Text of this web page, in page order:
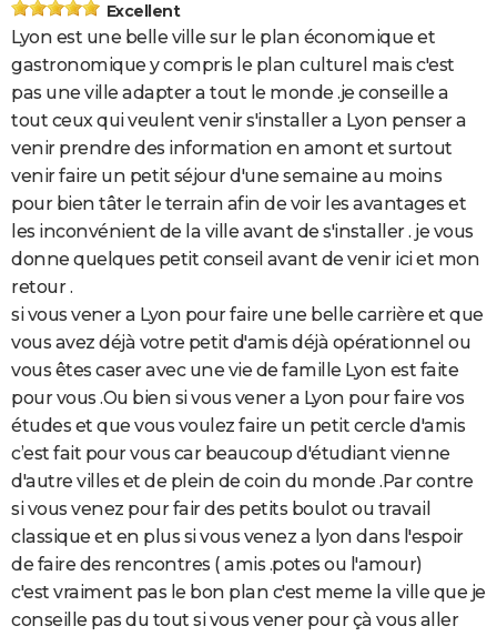
Excellent
Lyon est une belle ville sur le plan économique et
gastronomique y compris le plan culturel mais c'est
pas une ville adapter a tout le monde .je conseille a
tout ceux qui veulent venir s'installer a Lyon penser a
venir prendre des information en amont et surtout
venir faire un petit séjour d'une semaine au moins
pour bien tâter le terrain afin de voir les avantages et
les inconvénient de la ville avant de s'installer . je vous
donne quelques petit conseil avant de venir ici et mon
retour .
si vous vener a Lyon pour faire une belle carrière et que
vous avez déjà votre petit d'amis déjà opérationnel ou
vous êtes caser avec une vie de famille Lyon est faite
pour vous .Ou bien si vous vener a Lyon pour faire vos
études et que vous voulez faire un petit cercle d'amis
c’est fait pour vous car beaucoup d'étudiant vienne
d'autre villes et de plein de coin du monde .Par contre
si vous venez pour fair des petits boulot ou travail
classique et en plus si vous venez a lyon dans l'espoir
de faire des rencontres ( amis .potes ou l'amour)
c'est vraiment pas le bon plan c'est meme la ville que je
conseille pas du tout si vous vener pour çà vous aller